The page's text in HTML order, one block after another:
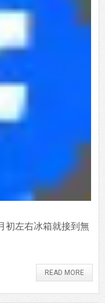
初左右冰箱就接到無
READ MORE